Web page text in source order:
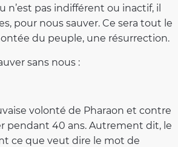
pas indifférent ou inactif, il
pour nous sauver. Ce sera tout le
du peuple, une résurrection.
sans nous :
volonté de Pharaon et contre
pendant 40 ans. Autrement dit, le
ce que veut dire le mot de